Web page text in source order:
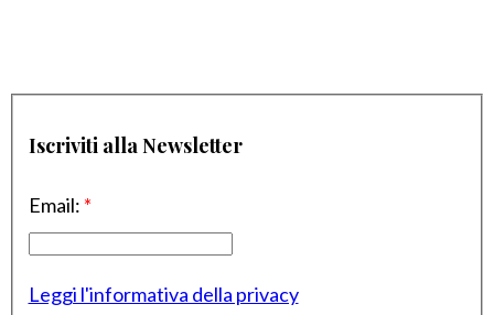
Iscriviti alla Newsletter
Email: *
Leggi l'informativa della privacy